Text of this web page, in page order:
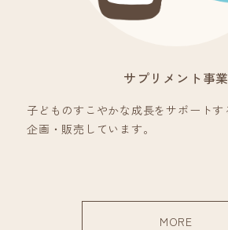
サプリメント事業
子どものすこやかな成長をサポートす
企画・販売しています。
MORE